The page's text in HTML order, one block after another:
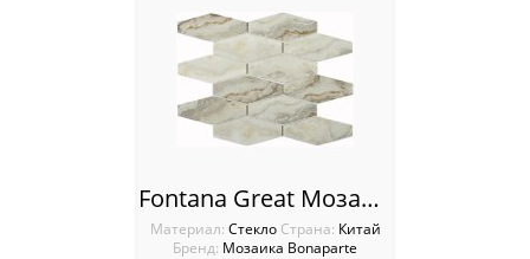
Мозаика Rose Mosaic
Мозаика Sekitei
Мозаика Starmosaic
Мозаика Опера Декора
Fontana Great Мозаика Bonaparte
Материал: Стекло Cтрана: Китай
Бренд: Мозаика Bonaparte